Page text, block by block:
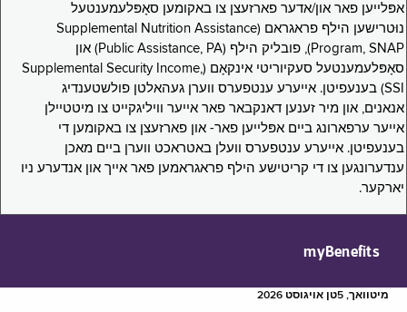
אפּלייען פאר און/אדער פארזעצן צו באקומען סאָפּלעמענטעל
נוּטרישען הילף פראגראם (Supplemental Nutrition Assistance
Program, SNAP), פובליק הילף (Public Assistance, PA) און
סאָפּלעמענטעל סעקיוריטי אינקאָם (Supplemental Security Income,
SSI) בענעפיטן. אייערע ענטפערס ווערן געהאלטן פולשטענדיג
אנאנים, און מיר זענען דאנקבאר פאר אייער וויליגקייט צו מיטטיילן
אייער ערפארונג ביים אפּלייען פאר- און פארזעצן צו באקומען די
בענעפיטן. אייערע ענטפערס וועלן באטראכט ווערן ביים מאכן
ענדערונגען צו די קריטישע הילף פראגראמען פאר אייך און אנדערע ניו
יארקער.
myBenefits
מיטוואך, 5טן אויגוסט 2026